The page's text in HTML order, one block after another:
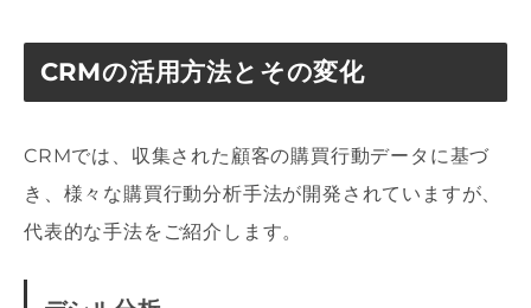
CRMの活用方法とその変化
CRMでは、収集された顧客の購買行動データに基づ
き、様々な購買行動分析手法が開発されていますが、
代表的な手法をご紹介します。